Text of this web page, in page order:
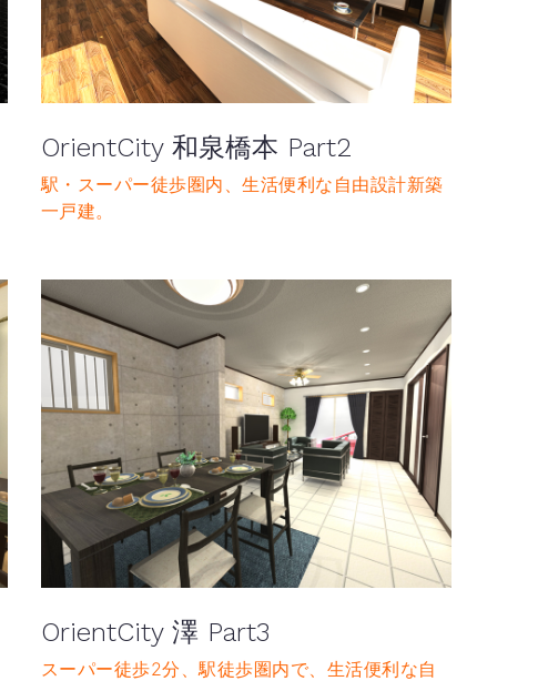
OrientCity 和泉橋本 Part2
駅・スーパー徒歩圏内、生活便利な自由設計新築
一戸建。
OrientCity 澤 Part3
スーパー徒歩2分、駅徒歩圏内で、生活便利な自